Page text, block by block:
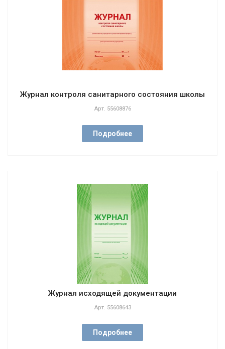
Журнал контроля санитарного состояния школы
Арт. 55608876
Подробнее
Журнал исходящей документации
Арт. 55608643
Подробнее